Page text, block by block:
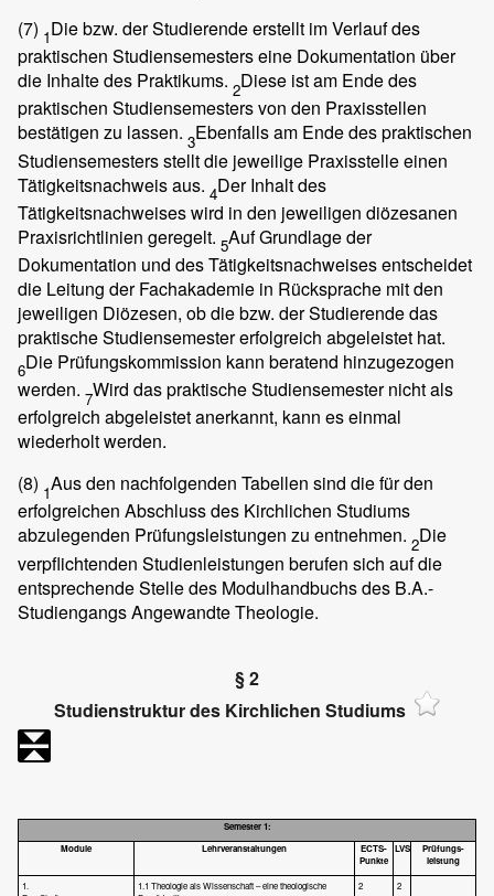
(7) 1Die bzw. der Studierende erstellt im Verlauf des
praktischen Studiensemesters eine Dokumentation über
die Inhalte des Praktikums. 2Diese ist am Ende des
praktischen Studiensemesters von den Praxisstellen
bestätigen zu lassen. 3Ebenfalls am Ende des praktischen
Studiensemesters stellt die jeweilige Praxisstelle einen
Tätigkeitsnachweis aus. 4Der Inhalt des
Tätigkeitsnachweises wird in den jeweiligen diözesanen
Praxisrichtlinien geregelt. 5Auf Grundlage der
Dokumentation und des Tätigkeitsnachweises entscheidet
die Leitung der Fachakademie in Rücksprache mit den
jeweiligen Diözesen, ob die bzw. der Studierende das
praktische Studiensemester erfolgreich abgeleistet hat.
6Die Prüfungskommission kann beratend hinzugezogen
werden. 7Wird das praktische Studiensemester nicht als
erfolgreich abgeleistet anerkannt, kann es einmal
wiederholt werden.
(8) 1Aus den nachfolgenden Tabellen sind die für den
erfolgreichen Abschluss des Kirchlichen Studiums
abzulegenden Prüfungsleistungen zu entnehmen. 2Die
verpflichtenden Studienleistungen berufen sich auf die
entsprechende Stelle des Modulhandbuchs des B.A.-
Studiengangs Angewandte Theologie.
§ 2
Studienstruktur des Kirchlichen Studiums
Semester 1:
Module
Lehrveranstaltungen
ECTS-
Punkte
LVS
Prüfungs-
leistung
1.
1.1 Theologie als Wissenschaft – eine theologische
2 2